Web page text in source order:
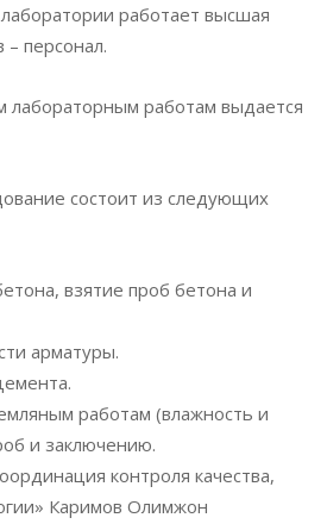
работает высшая
– персонал.
работам выдается
состоит из следующих
взятие проб бетона и
арматуры.
работам (влажность и
и заключению.
контроля качества,
Каримов Олимжон